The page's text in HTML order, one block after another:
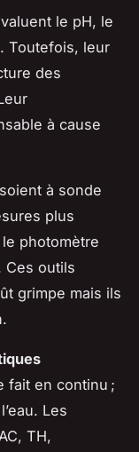
le pH, le
Toutefois, leur
des
à cause
à sonde
plus
photomètre
Ces outils
grimpe mais ils
fait en continu ;
Les
TH,